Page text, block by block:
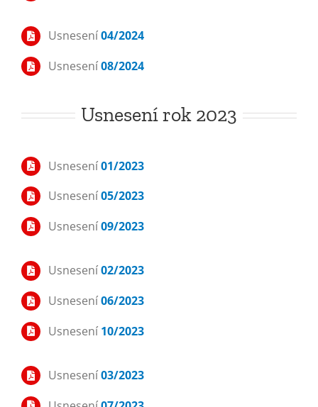
Usnesení04/2024
Usnesení08/2024
Usnesení rok 2023
Usnesení01/2023
Usnesení05/2023
Usnesení09/2023
Usnesení02/2023
Usnesení06/2023
Usnesení 10/2023
Usnesení03/2023